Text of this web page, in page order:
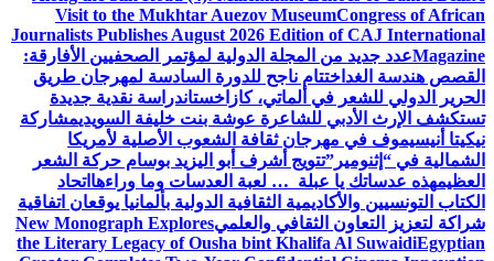
Visit to the Mukhtar Auezov MuseumCongress of African
Journalists Publishes August 2026 Edition of CAJ International
Magazineعدد جديد من المجلة الدولية لمؤتمر الصحفيين الأفارقة:
القصص هندسة الغد اختتام ناجح للدورة السادسة لمهرجان طريق
الحرير الدولي للشعر في ألماتي، كازاخستاندراسة نقدية جديدة
تستكشف الإرث الأدبي للشاعرة عوشة بنت خليفة السويديمشاركة
نيكيتا أنيسيموف في مهرجان ثقافة الشعوب الأصلية لأمريكا
الشمالية في “إثنومير”تتويج أشرف أبو اليزيد بوسام حركة الشعر
العظيمهذه عدساتك يا عبلة … لعبة العدسات وما وراءها اتحاد
الكتاب التونسيين والأكاديمية الثقافية الدولية بألمانيا يوقعان اتفاقية
شراكة لتعزيز التعاون الثقافي والعلميNew Monograph Explores
the Literary Legacy of Ousha bint Khalifa Al SuwaidiEgyptian